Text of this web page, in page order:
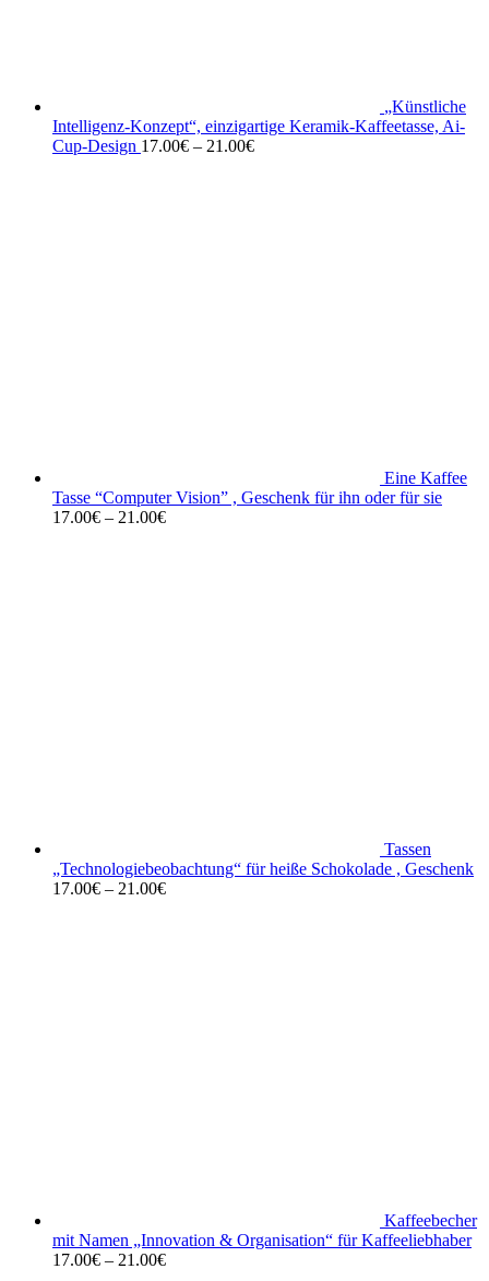
„Künstliche
Intelligenz-Konzept“, einzigartige Keramik-Kaffeetasse, Ai-
Cup-Design 17.00€ – 21.00€
Eine Kaffee
Tasse “Computer Vision” , Geschenk für ihn oder für sie
17.00€ – 21.00€
Tassen
„Technologiebeobachtung“ für heiße Schokolade , Geschenk
17.00€ – 21.00€
Kaffeebecher
mit Namen „Innovation & Organisation“ für Kaffeeliebhaber
17.00€ – 21.00€